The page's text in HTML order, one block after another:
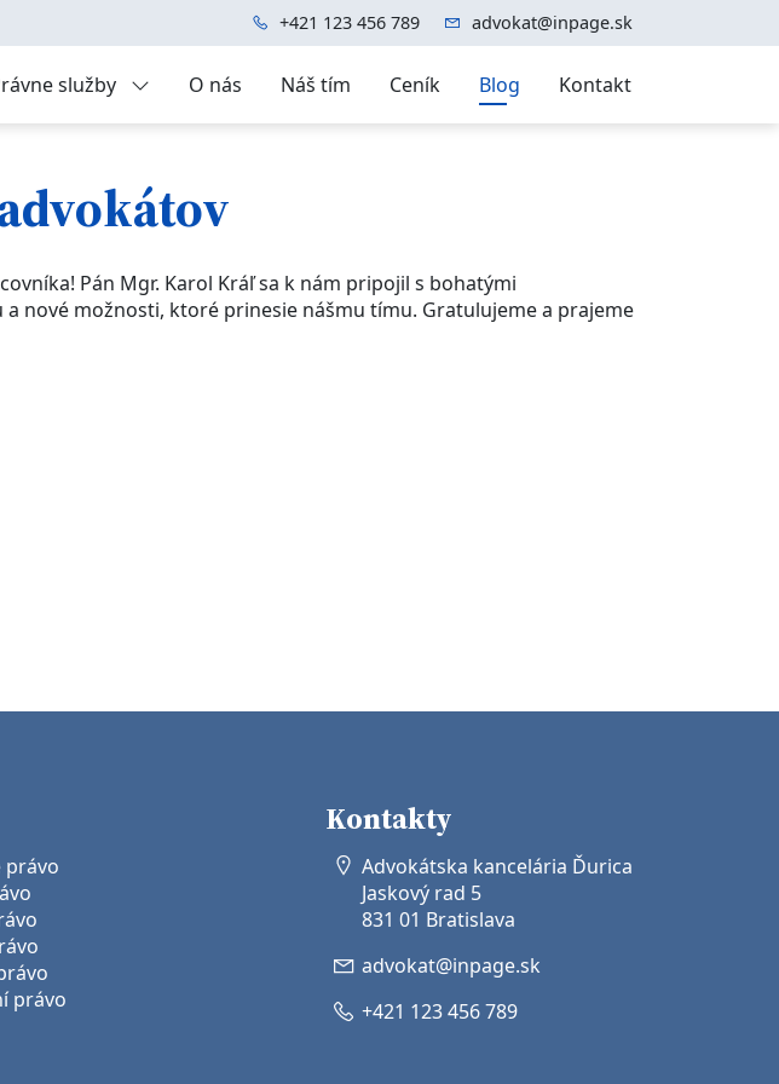
+421 123 456 789 advokat@inpage.sk
služby O nás Náš tím Ceník Blog Kontakt
Pán Mgr. Karol Kráľ sa k nám pripojil s bohatými
nové možnosti, ktoré prinesie nášmu tímu. Gratulujeme a prajeme
právo
právo
Kontakty
Advokátska kancelária Ďurica
Jaskový rad 5
831 01 Bratislava
advokat@inpage.sk
+421 123 456 789